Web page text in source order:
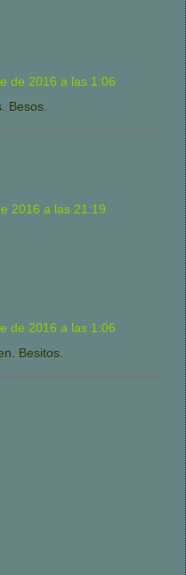
de 2016 a las 1:06
Besos.
2016 a las 21:19
de 2016 a las 1:06
Besitos.